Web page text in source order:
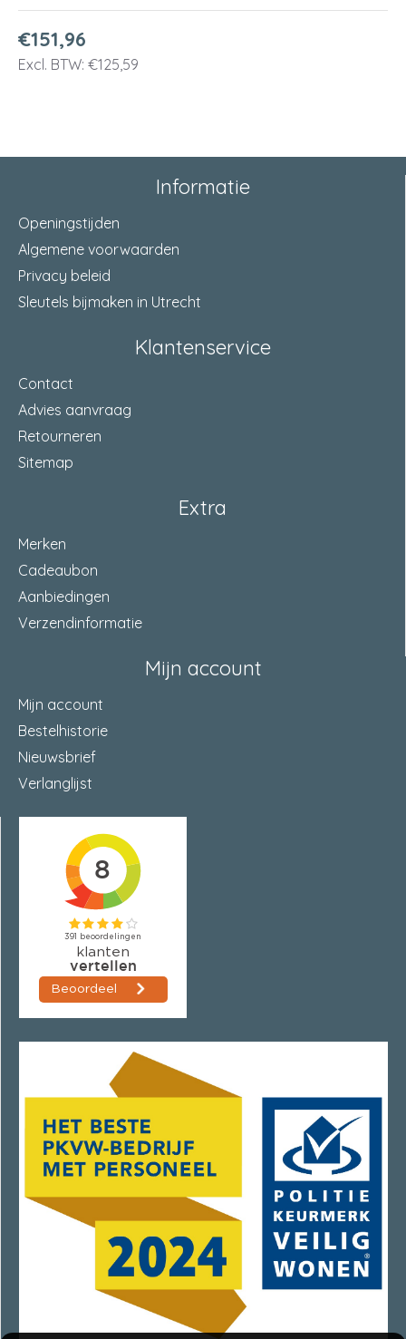
€151,96
Excl. BTW: €125,59
Informatie
Openingstijden
Algemene voorwaarden
Privacy beleid
Sleutels bijmaken in Utrecht
Klantenservice
Contact
Advies aanvraag
Retourneren
Sitemap
Extra
Merken
Cadeaubon
Aanbiedingen
Verzendinformatie
Mijn account
Mijn account
Bestelhistorie
Nieuwsbrief
Verlanglijst